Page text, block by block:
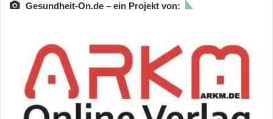
Gesundheit-On.de – ein Projekt von: